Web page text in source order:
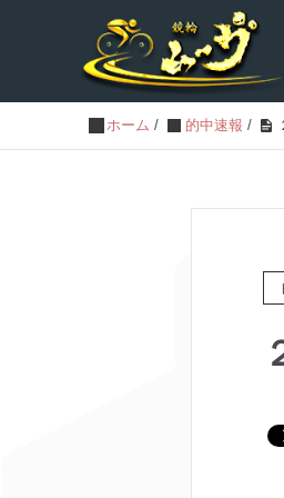
ホーム / 的中速報 /